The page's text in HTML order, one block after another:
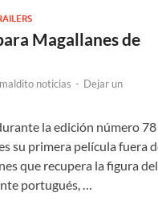
Magallanes de
noticias - Dejar un
la edición número 78
su primera película fuera
que recupera la figura del
portugués, …